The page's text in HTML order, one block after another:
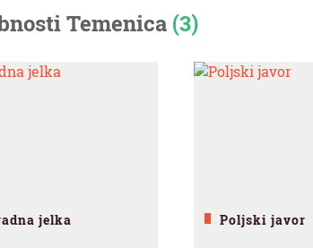
Temenica (3)
jelka Poljski javor